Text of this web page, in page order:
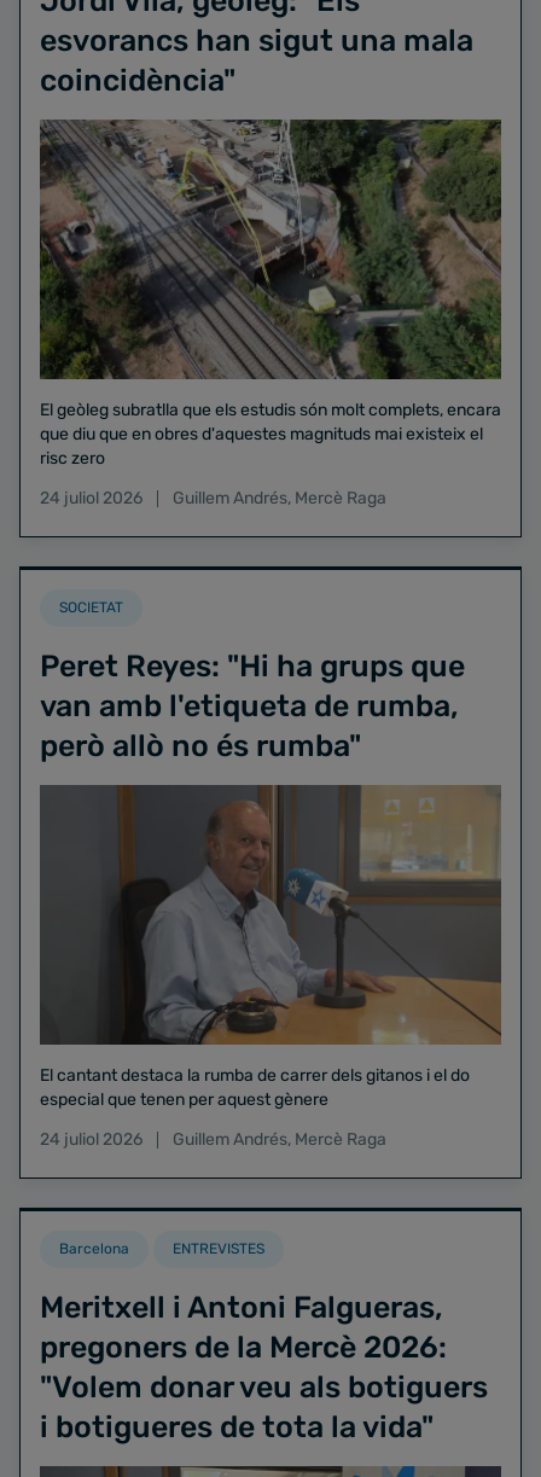
esvorancs han sigut una mala
coincidència"
El geòleg subratlla que els estudis són molt complets, encara
que diu que en obres d'aquestes magnituds mai existeix el
risc zero
24 juliol 2026
Guillem Andrés, Mercè Raga
SOCIETAT
Peret Reyes: "Hi ha grups que
van amb l'etiqueta de rumba,
però allò no és rumba"
El cantant destaca la rumba de carrer dels gitanos i el do
especial que tenen per aquest gènere
24 juliol 2026
Guillem Andrés, Mercè Raga
Barcelona ENTREVISTES
Meritxell i Antoni Falgueras,
pregoners de la Mercè 2026:
"Volem donar veu als botiguers
i botigueres de tota la vida"